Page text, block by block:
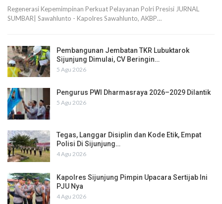
Regenerasi Kepemimpinan Perkuat Pelayanan Polri Presisi JURNAL
SUMBAR| Sawahlunto - Kapolres Sawahlunto, AKBP…
Pembangunan Jembatan TKR Lubuktarok
Sijunjung Dimulai, CV Beringin…
5 Agu 2026
Pengurus PWI Dharmasraya 2026–2029 Dilantik
5 Agu 2026
Tegas, Langgar Disiplin dan Kode Etik, Empat
Polisi Di Sijunjung…
4 Agu 2026
Kapolres Sijunjung Pimpin Upacara Sertijab Ini
PJU Nya
4 Agu 2026